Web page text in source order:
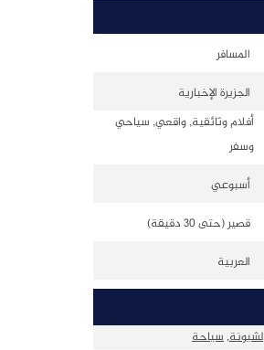
المسافر
الجزيرة الإخبارية
أفلام وثائقية, واقعي, سياحي
وسفر
أسبوعي
قصير (حتى 30 دقيقة)
العربية
لشبونة,سياحة